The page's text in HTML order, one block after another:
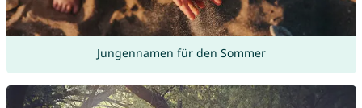
Jungennamen für den Sommer